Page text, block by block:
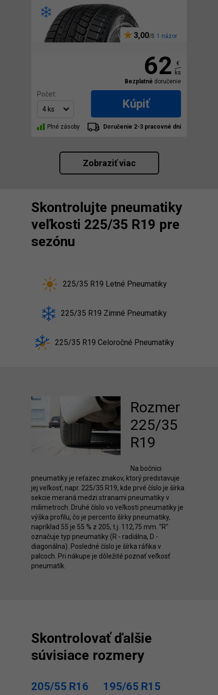
3,00 1 názor
62
€
ks
Bezplatné doručenie
Počet:
Kúpiť
Plné zásoby Doručenie 2-3 pracovné dni
Zobraziť viac
Skontrolujte pneumatiky
veľkosti 225/35 R19 pre
sezónu
225/35 R19 Letné Pneumatiky
225/35 R19 Zimné Pneumatiky
225/35 R19 Celoročné Pneumatiky
Rozmer
225/35
R19
Na bočnici
pneumatiky je reťazec znakov, ktorý predstavuje
jej veľkosť, napr. 225/35 R19, kde prvé číslo je šírka
sekcie meraná medzi stranami pneumatiky v
milimetroch. Druhé číslo vo veľkosti pneumatiky je
výška profilu, čo je percento šírky pneumatiky,
napríklad 55 je 55 % z 205, t.j. 112,75 mm. "R"
označuje typ pneumatiky (R - radiálna, D -
diagonálna). Posledné číslo je šírka ráfika v
palcoch. Pri nákupe je dôležité poznať veľkosť
pneumatík.
Skontrolovať ďalšie
súvisiace rozmery
205/55 R16 195/65 R15